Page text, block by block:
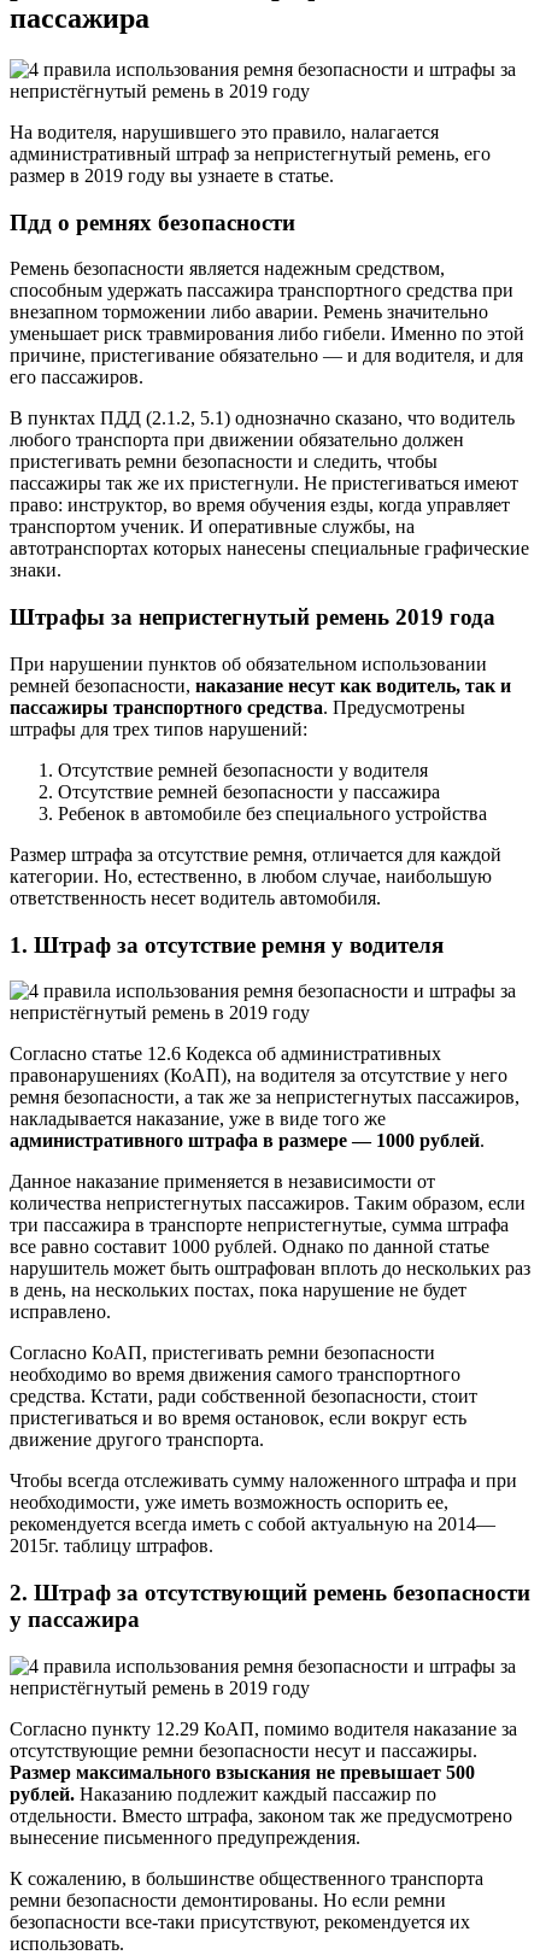
пассажира
На водителя, нарушившего это правило, налагается
административный штраф за непристегнутый ремень, его
размер в 2019 году вы узнаете в статье.
Пдд о ремнях безопасности
Ремень безопасности является надежным средством,
способным удержать пассажира транспортного средства при
внезапном торможении либо аварии. Ремень значительно
уменьшает риск травмирования либо гибели. Именно по этой
причине, пристегивание обязательно — и для водителя, и для
его пассажиров.
В пунктах ПДД (2.1.2, 5.1) однозначно сказано, что водитель
любого транспорта при движении обязательно должен
пристегивать ремни безопасности и следить, чтобы
пассажиры так же их пристегнули. Не пристегиваться имеют
право: инструктор, во время обучения езды, когда управляет
транспортом ученик. И оперативные службы, на
автотранспортах которых нанесены специальные графические
знаки.
Штрафы за непристегнутый ремень 2019 года
При нарушении пунктов об обязательном использовании
ремней безопасности, наказание несут как водитель, так и
пассажиры транспортного средства. Предусмотрены
штрафы для трех типов нарушений:
Отсутствие ремней безопасности у водителя
Отсутствие ремней безопасности у пассажира
Ребенок в автомобиле без специального устройства
Размер штрафа за отсутствие ремня, отличается для каждой
категории. Но, естественно, в любом случае, наибольшую
ответственность несет водитель автомобиля.
1. Штраф за отсутствие ремня у водителя
Согласно статье 12.6 Кодекса об административных
правонарушениях (КоАП), на водителя за отсутствие у него
ремня безопасности, а так же за непристегнутых пассажиров,
накладывается наказание, уже в виде того же
административного штрафа в размере — 1000 рублей.
Данное наказание применяется в независимости от
количества непристегнутых пассажиров. Таким образом, если
три пассажира в транспорте непристегнутые, сумма штрафа
все равно составит 1000 рублей. Однако по данной статье
нарушитель может быть оштрафован вплоть до нескольких раз
в день, на нескольких постах, пока нарушение не будет
исправлено.
Согласно КоАП, пристегивать ремни безопасности
необходимо во время движения самого транспортного
средства. Кстати, ради собственной безопасности, стоит
пристегиваться и во время остановок, если вокруг есть
движение другого транспорта.
Чтобы всегда отслеживать сумму наложенного штрафа и при
необходимости, уже иметь возможность оспорить ее,
рекомендуется всегда иметь с собой актуальную на 2014—
2015г. таблицу штрафов.
2. Штраф за отсутствующий ремень безопасности
у пассажира
Согласно пункту 12.29 КоАП, помимо водителя наказание за
отсутствующие ремни безопасности несут и пассажиры.
Размер максимального взыскания не превышает 500
рублей. Наказанию подлежит каждый пассажир по
отдельности. Вместо штрафа, законом так же предусмотрено
вынесение письменного предупреждения.
К сожалению, в большинстве общественного транспорта
ремни безопасности демонтированы. Но если ремни
безопасности все-таки присутствуют, рекомендуется их
использовать.